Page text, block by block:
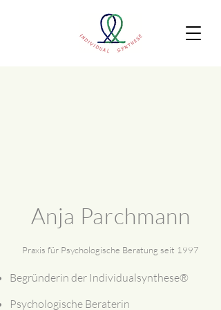
Anja Parchmann
Praxis für Psychologische Beratung seit 1997
Begründerin der Individualsynthese®
Psychologische Beraterin